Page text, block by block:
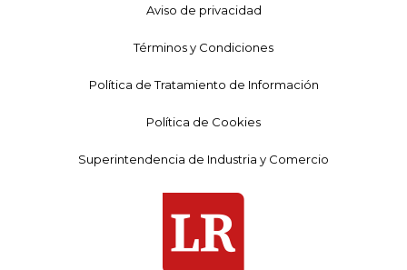
Aviso de privacidad
Términos y Condiciones
Política de Tratamiento de Información
Política de Cookies
Superintendencia de Industria y Comercio